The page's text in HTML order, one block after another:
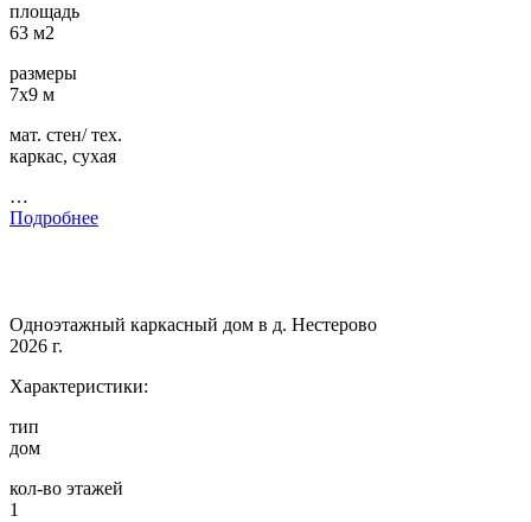
площадь
63 м2
размеры
7х9 м
мат. стен/ тех.
каркас, сухая
…
Подробнее
Одноэтажный каркасный дом в д. Нестерово
2026 г.
Характеристики:
тип
дом
кол-во этажей
1